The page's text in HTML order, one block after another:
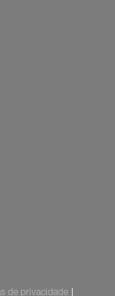
de privacidade